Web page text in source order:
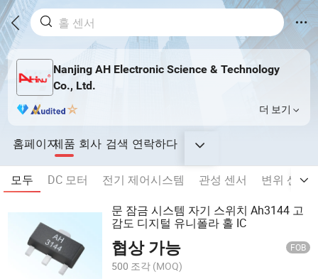
Nanjing AH Electronic Science & Technology
Co., Ltd.
더 보기
홈페이지제품 회사 검색 연락하다
모두 DC 모터 전기 제어시스템 관성 센서
변위 센서
문 잠금 시스템 자기 스위치 Ah3144 고
감도 디지털 유니폴라 홀 IC
협상 가능 FOB
500 조각 (MOQ)